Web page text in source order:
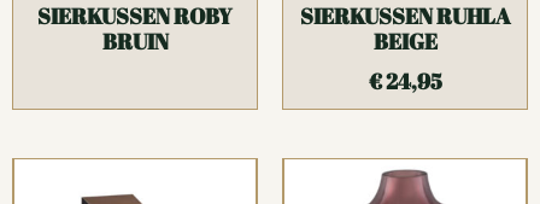
SIERKUSSEN ROBY
BRUIN
SIERKUSSEN RUHLA
BEIGE
€24,95